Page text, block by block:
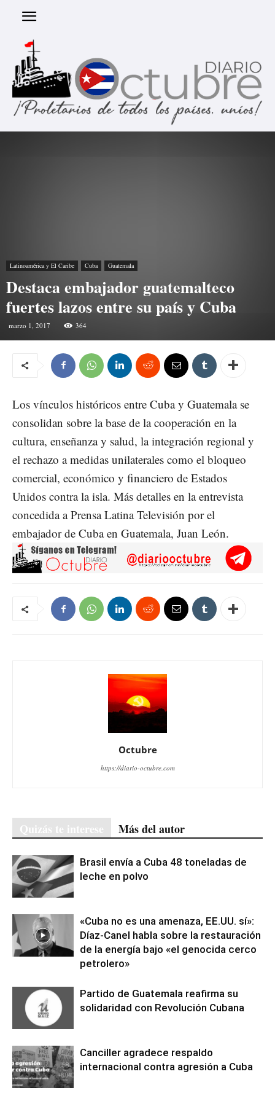
Latinoamérica y El Caribe Cuba Guatemala
Destaca embajador guatemalteco
fuertes lazos entre su país y Cuba
marzo 1, 2017 364
Los vínculos históricos entre Cuba y Guatemala se
consolidan sobre la base de la cooperación en la
cultura, enseñanza y salud, la integración regional y
el rechazo a medidas unilaterales como el bloqueo
comercial, económico y financiero de Estados
Unidos contra la isla. Más detalles en la entrevista
concedida a Prensa Latina Televisión por el
embajador de Cuba en Guatemala, Juan León.
Octubre
https://diario-octubre.com
Quizás te interese Más del autor
Brasil envía a Cuba 48 toneladas de
leche en polvo
«Cuba no es una amenaza, EE.UU. sí»:
Díaz-Canel habla sobre la restauración
de la energía bajo «el genocida cerco
petrolero»
Partido de Guatemala reafirma su
solidaridad con Revolución Cubana
Canciller agradece respaldo
internacional contra agresión a Cuba